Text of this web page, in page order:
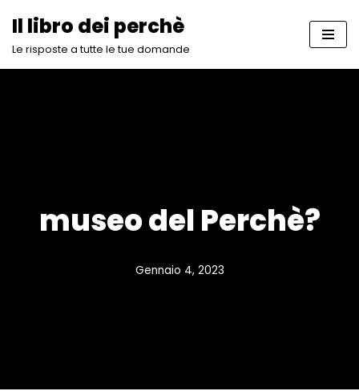
Vai
Il libro dei perchè
Le risposte a tutte le tue domande
museo del Perchè?
Gennaio 4, 2023